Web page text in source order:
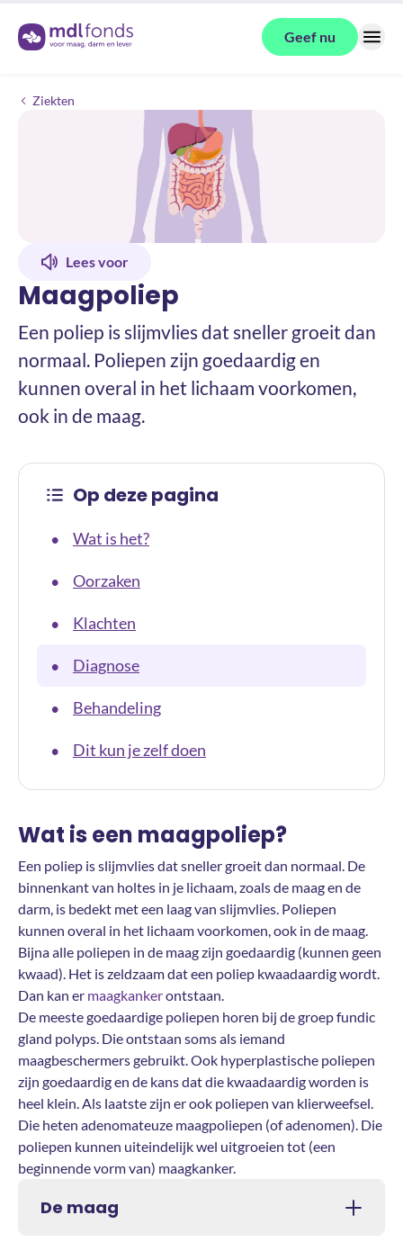
Terug naar de homepage Geef nu
Ziekten
Maagpoliep
Lees voor
Maagpoliep
Een poliep is slijmvlies dat sneller groeit dan
normaal. Poliepen zijn goedaardig en
kunnen overal in het lichaam voorkomen,
ook in de maag.
Op deze pagina
• Wat is het?
• Oorzaken
• Klachten
• Diagnose
• Behandeling
• Dit kun je zelf doen
Wat is een maagpoliep?
Een poliep is slijmvlies dat sneller groeit dan normaal. De
binnenkant van holtes in je lichaam, zoals de maag en de
darm, is bedekt met een laag van slijmvlies. Poliepen
kunnen overal in het lichaam voorkomen, ook in de maag.
Bijna alle poliepen in de maag zijn goedaardig (kunnen geen
kwaad). Het is zeldzaam dat een poliep kwaadaardig wordt.
Dan kan er maagkankerontstaan.
De meeste goedaardige poliepen horen bij de groep fundic
gland polyps. Die ontstaan soms als iemand
maagbeschermers gebruikt. Ook hyperplastische poliepen
zijn goedaardig en de kans dat die kwaadaardig worden is
heel klein. Als laatste zijn er ook poliepen van klierweefsel.
Die heten adenomateuze maagpoliepen (of adenomen). Die
poliepen kunnen uiteindelijk wel uitgroeien tot (een
beginnende vorm van) maagkanker.
De maag